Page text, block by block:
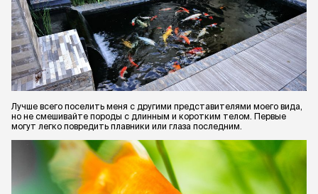
Лучше всего поселить меня с другими представителями моего вида,
но не смешивайте породы с длинным и коротким телом. Первые
могут легко повредить плавники или глаза последним.